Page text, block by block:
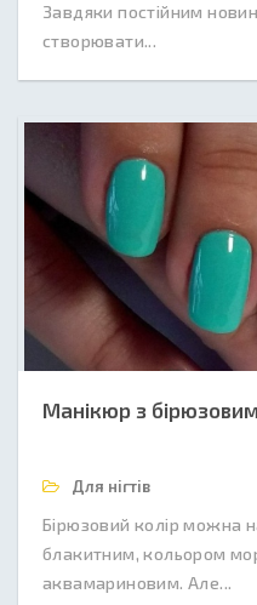
Завдяки постійним
створювати...
Манікюр з
Для нігтів
Бірюзовий колір можна
блакитним, кольором
аквамариновим. Але...